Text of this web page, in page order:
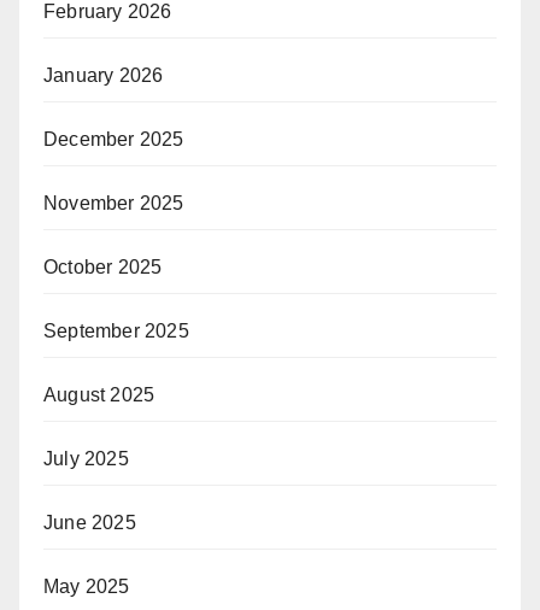
February 2026
January 2026
December 2025
November 2025
October 2025
September 2025
August 2025
July 2025
June 2025
May 2025